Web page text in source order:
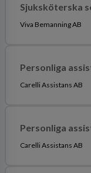
Sjuksköterska
Viva Bemanning AB
Personliga
Carelli Assistans AB
Personliga
Carelli Assistans AB